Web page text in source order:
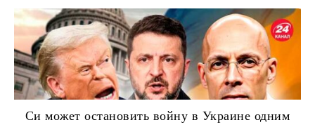
Си может остановить войну в Украине одним